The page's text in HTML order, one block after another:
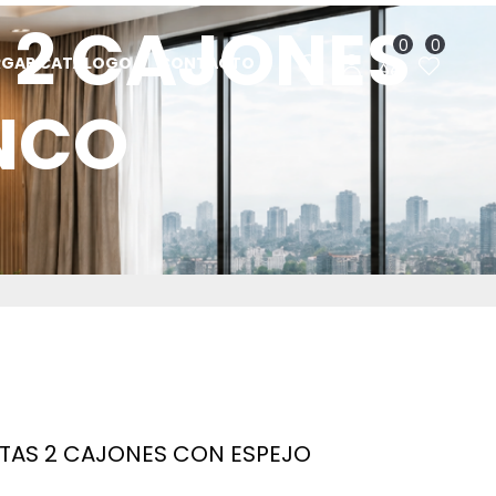
CATÁLOGO CONTACTO
0 0
2 CAJONES
2 CAJONES CON ESPEJO